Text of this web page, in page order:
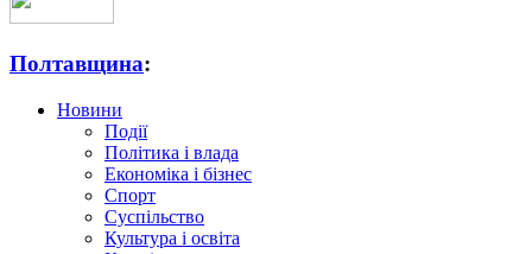
Полтавщина:
Новини
Події
Політика і влада
Економіка і бізнес
Спорт
Суспільство
Культура і освіта